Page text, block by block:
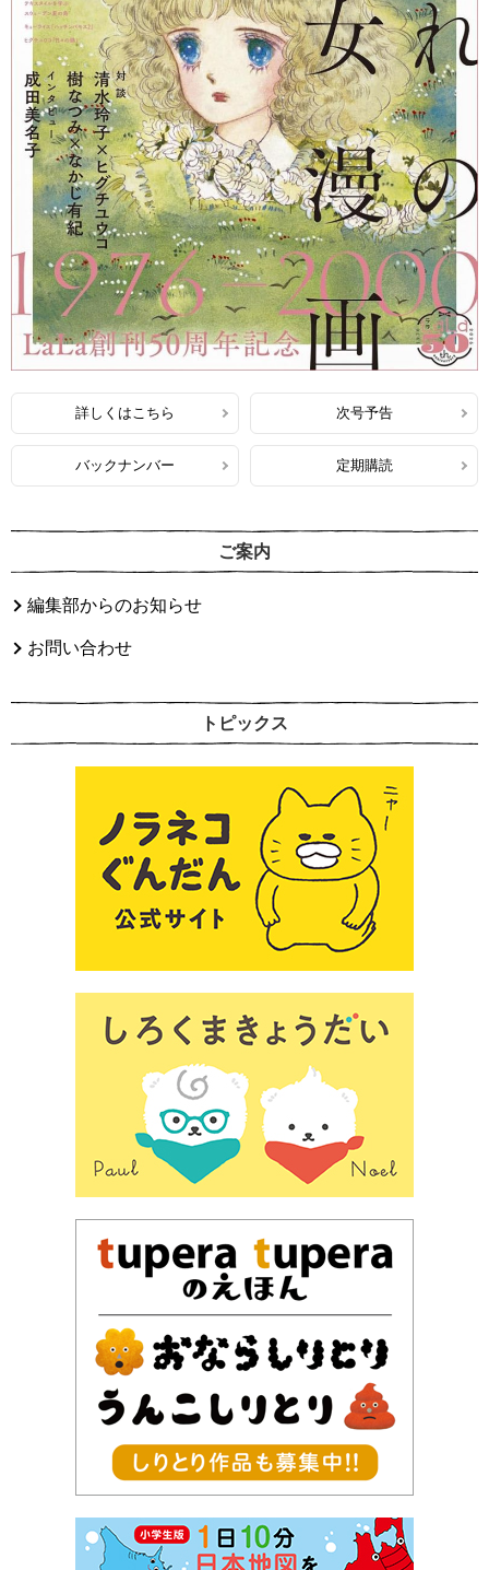
詳しくはこちら 次号予告
バックナンバー 定期購読
ご案内
編集部からのお知らせ
お問い合わせ
トピックス